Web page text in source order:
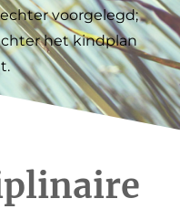
voorgelegd;
het kindplan